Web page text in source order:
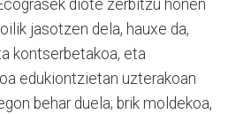
diote zerbitzu honen
jasotzen dela, hauxe da,
kontserbetakoa, eta
edukiontzietan uzterakoan
behar duela; brik moldekoa,